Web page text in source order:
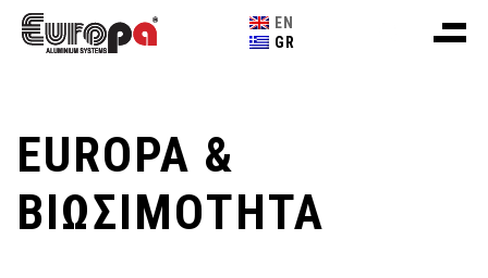
EN
GR
EUROPA &
ΒΙΩΣΙΜΟΤΗΤΑ